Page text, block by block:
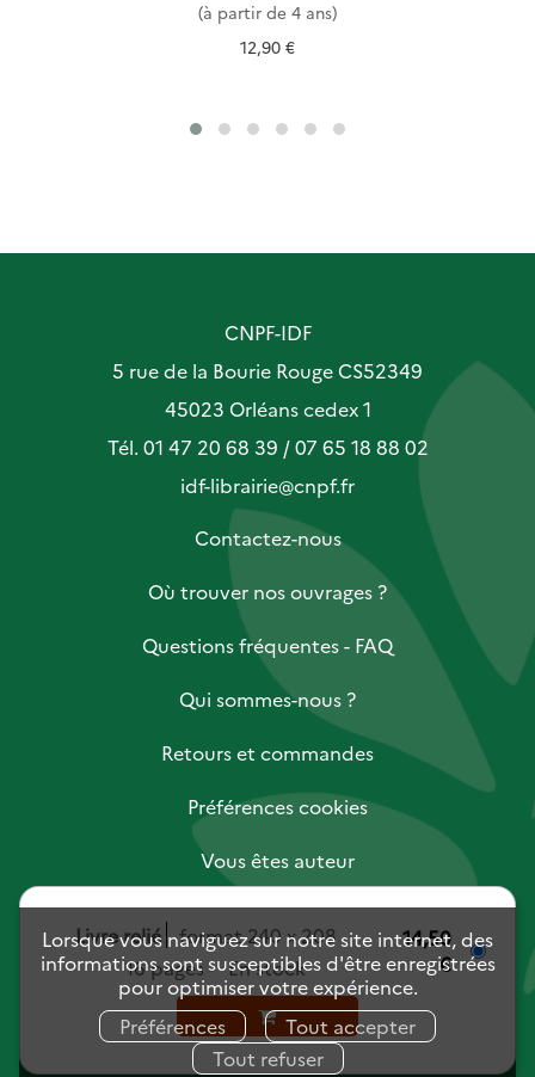
Lorsque vous naviguez sur notre site internet, des
informations sont susceptibles d'être enregistrées
pour optimiser votre expérience.
Préférences
Tout accepter
Tout refuser
Livre relié
format 240 x 208
16 pages
En stock
14,50
€
(à partir de 4 ans)
12,90 €
CNPF-IDF
5 rue de la Bourie Rouge CS52349
45023 Orléans cedex 1
Tél. 01 47 20 68 39 / 07 65 18 88 02
idf-librairie@cnpf.fr
Contactez-nous
Où trouver nos ouvrages ?
Questions fréquentes - FAQ
Qui sommes-nous ?
Retours et commandes
Préférences cookies
Vous êtes auteur
Vous êtes libraire
Vous êtes journaliste
Mentions légales
Charte des données personnelles
Conditions générales de vente